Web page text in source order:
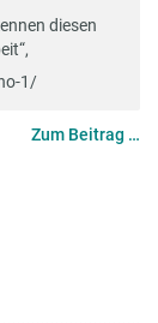
diesen
1/
Zum Beitrag …